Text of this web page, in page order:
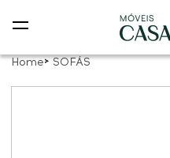
Home SOFÁS